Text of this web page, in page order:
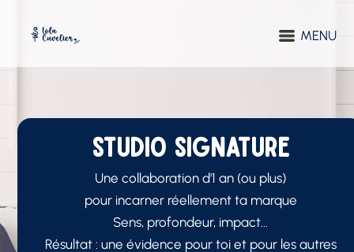
MENU
STUDIO SIGNATURE
Une collaboration d'1 an (ou plus)
pour incarner réellement ta marque
Sens, profondeur, impact...
Résultat : une évidence pour toi et pour les autres